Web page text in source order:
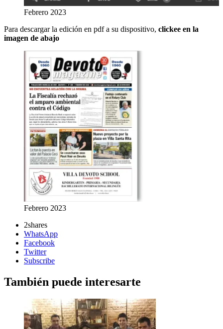
Febrero 2023
Para descargar la edición en pdf a su dispositivo, clickee en la
imagen de abajo
Febrero 2023
2shares
WhatsApp
Facebook
Twitter
Subscribe
También puede interesarte